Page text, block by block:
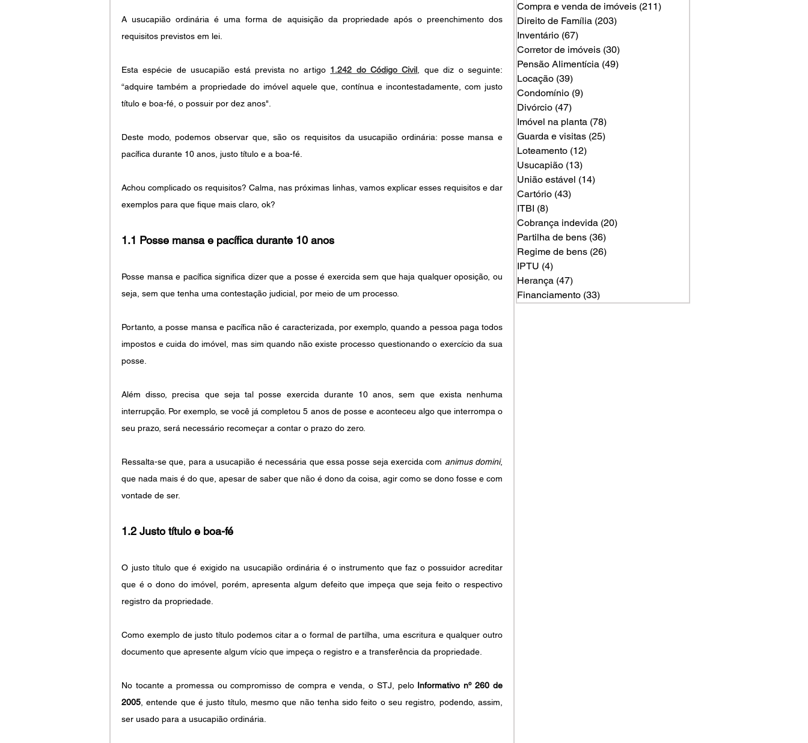
A usucapião ordinária é uma forma de aquisição da propriedade após o preenchimento dos
requisitos previstos em lei.
Esta espécie de usucapião está prevista no artigo 1.242 do Código Civil , que diz o seguinte:
“adquire também a propriedade do imóvel aquele que, contínua e incontestadamente, com justo
título e boa-fé, o possuir por dez anos".
Deste modo, podemos observar que, são os requisitos da usucapião ordinária: posse mansa e
pacífica durante 10 anos, justo título e a boa-fé.
Achou complicado os requisitos? Calma, nas próximas linhas, vamos explicar esses requisitos e dar
exemplos para que fique mais claro, ok?
1.1 Posse mansa e pacífica durante 10 anos
Posse mansa e pacífica significa dizer que a posse é exercida sem que haja qualquer oposição, ou
seja, sem que tenha uma contestação judicial, por meio de um processo.
Portanto, a posse mansa e pacífica não é caracterizada, por exemplo, quando a pessoa paga todos
impostos e cuida do imóvel, mas sim quando não existe processo questionando o exercício da sua
posse.
Além disso, precisa que seja tal posse exercida durante 10 anos, sem que exista nenhuma
interrupção. Por exemplo, se você já completou 5 anos de posse e aconteceu algo que interrompa o
seu prazo, será necessário recomeçar a contar o prazo do zero.
Ressalta-se que, para a usucapião é necessária que essa posse seja exercida com animus domini,
que nada mais é do que, apesar de saber que não é dono da coisa, agir como se dono fosse e com
vontade de ser.
1.2 Justo título e boa-fé
O justo título que é exigido na usucapião ordinária é o instrumento que faz o possuidor acreditar
que é o dono do imóvel, porém, apresenta algum defeito que impeça que seja feito o respectivo
registro da propriedade.
Como exemplo de justo título podemos citar a o formal de partilha, uma escritura e qualquer outro
documento que apresente algum vício que impeça o registro e a transferência da propriedade.
No tocante a promessa ou compromisso de compra e venda, o STJ, pelo Informativo nº 260 de
2005 , entende que é justo título, mesmo que não tenha sido feito o seu registro, podendo, assim,
ser usado para a usucapião ordinária.
Compra e venda de imóveis (211)
Direito de Família (203)
Inventário (67)
Corretor de imóveis (30)
Pensão Alimentícia (49)
Locação (39)
Condomínio (9)
Divórcio (47)
Imóvel na planta (78)
Guarda e visitas (25)
Loteamento (12)
Usucapião (13)
União estável (14)
Cartório (43)
ITBI (8)
Cobrança indevida (20)
Partilha de bens (36)
Regime de bens (26)
IPTU (4)
Herança (47)
Financiamento (33)